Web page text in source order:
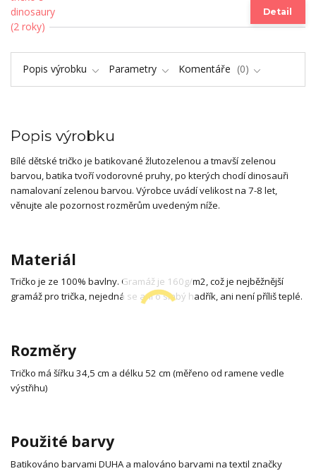
Detail
Popis výrobku Parametry Komentáře 0
Popis výrobku
Bílé dětské tričko je batikované žlutozelenou a tmavší zelenou
barvou, batika tvoří vodorovné pruhy, po kterých chodí dinosauři
namalovaní zelenou barvou. Výrobce uvádí velikost na 7-8 let,
věnujte ale pozornost rozměrům uvedeným níže.
Materiál
Tričko je ze 100% bavlny. Gramáž je 160g/m2, což je nejběžnější
gramáž pro trička, nejedná se ani o slabý hadřík, ani není příliš teplé.
Rozměry
Tričko má šířku 34,5 cm a délku 52 cm (měřeno od ramene vedle
výstřihu)
Použité barvy
Batikováno barvami DUHA a malováno barvami na textil značky